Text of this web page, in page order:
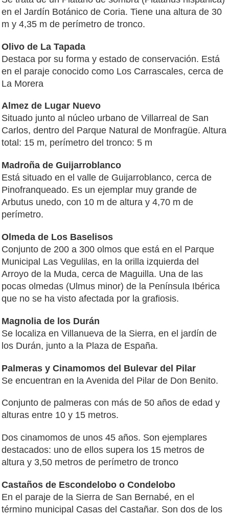
en el Jardín Botánico de Coria. Tiene una altura de 30
m y 4,35 m de perímetro de tronco.
Olivo de La Tapada
Destaca por su forma y estado de conservación. Está
en el paraje conocido como Los Carrascales, cerca de
La Morera
Almez de Lugar Nuevo
Situado junto al núcleo urbano de Villarreal de San
Carlos, dentro del Parque Natural de Monfragüe. Altura
total: 15 m, perímetro del tronco: 5 m
Madroña de Guijarroblanco
Está situado en el valle de Guijarroblanco, cerca de
Pinofranqueado. Es un ejemplar muy grande de
Arbutus unedo, con 10 m de altura y 4,70 m de
perímetro.
Olmeda de Los Baselisos
Conjunto de 200 a 300 olmos que está en el Parque
Municipal Las Vegulilas, en la orilla izquierda del
Arroyo de la Muda, cerca de Maguilla. Una de las
pocas olmedas (Ulmus minor) de la Península Ibérica
que no se ha visto afectada por la grafiosis.
Magnolia de los Durán
Se localiza en Villanueva de la Sierra, en el jardín de
los Durán, junto a la Plaza de España.
Palmeras y Cinamomos del Bulevar del Pilar
Se encuentran en la Avenida del Pilar de Don Benito.
Conjunto de palmeras con más de 50 años de edad y
alturas entre 10 y 15 metros.
Dos cinamomos de unos 45 años. Son ejemplares
destacados: uno de ellos supera los 15 metros de
altura y 3,50 metros de perímetro de tronco
Castaños de Escondelobo o Condelobo
En el paraje de la Sierra de San Bernabé, en el
término municipal Casas del Castañar. Son dos de los